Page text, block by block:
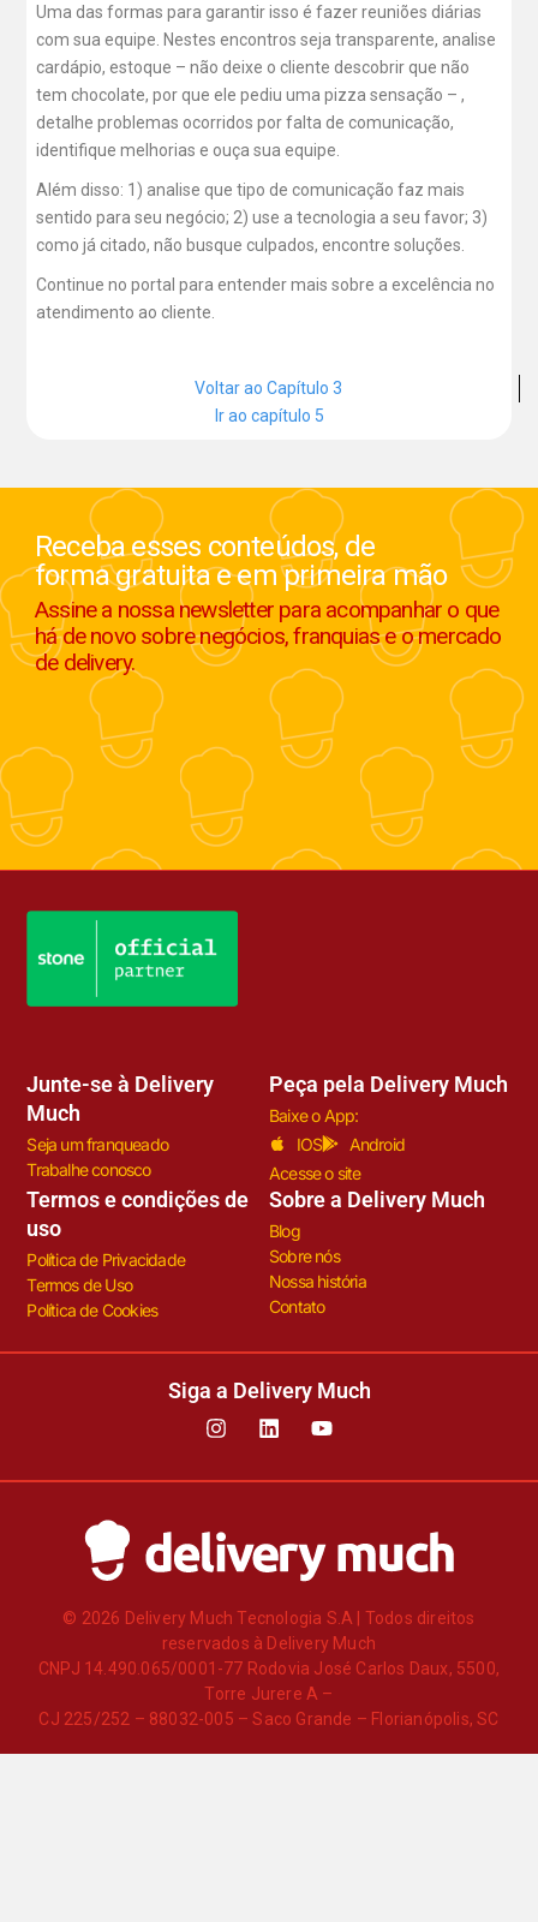
Uma das formas para garantir isso é fazer reuniões diárias
com sua equipe. Nestes encontros seja transparente, analise
cardápio, estoque – não deixe o cliente descobrir que não
tem chocolate, por que ele pediu uma pizza sensação – ,
detalhe problemas ocorridos por falta de comunicação,
identifique melhorias e ouça sua equipe.
Além disso: 1) analise que tipo de comunicação faz mais
sentido para seu negócio; 2) use a tecnologia a seu favor; 3)
como já citado, não busque culpados, encontre soluções.
Continue no portal para entender mais sobre a excelência no
atendimento ao cliente.
Voltar ao Capítulo 3
Ir ao capítulo 5
Receba esses conteúdos, de
forma gratuita e em primeira mão
Assine a nossa newsletter para acompanhar o que
há de novo sobre negócios, franquias e o mercado
de delivery.
Junte-se à Delivery
Much
Seja um franqueado
Trabalhe conosco
Peça pela Delivery Much
Baixe o App:
IOS
Android
Acesse o site
Termos e condições de
uso
Política de Privacidade
Termos de Uso
Política de Cookies
Sobre a Delivery Much
Blog
Sobre nós
Nossa história
Contato
Siga a Delivery Much
© 2026 Delivery Much Tecnologia S.A | Todos direitos
reservados à Delivery Much
CNPJ 14.490.065/0001-77 Rodovia José Carlos Daux, 5500,
Torre Jurere A –
CJ 225/252 – 88032-005 – Saco Grande – Florianópolis, SC